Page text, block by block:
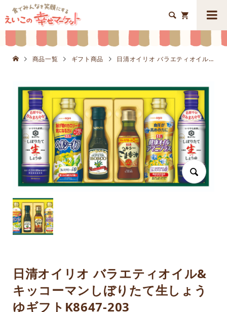


商品一覧 ギフト商品 日清オイリオ バラエティオイル&キッコーマンしぼりたて生しょうゆギフトK8647-203
日清オイリオ バラエティオイル&
キッコーマンしぼりたて生しょう
ゆギフトK8647-203